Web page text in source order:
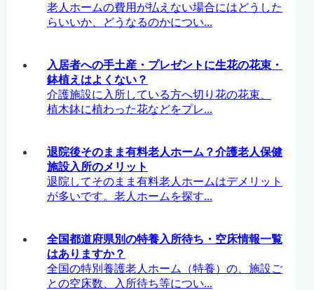
老人ホームの費用が払えない場合にはどうした
らいいか、どうなるのかについ...
入居者への手土産・プレゼントに生花の花束・
鉢植えはよくない？
介護施設に入所している方へ切り花の花束、
植木鉢に植わった花などをプレ...
退院後そのまま有料老人ホーム？介護老人保健
施設入所のメリット
退院してそのまま有料老人ホームはデメリット
が多いです。老人ホームを探す...
全国都道府県別の特養入所待ち・空床情報一覧
はありますか？
全国の特別養護老人ホーム（特養）の、施設ご
との空床数、入所待ち等につい...